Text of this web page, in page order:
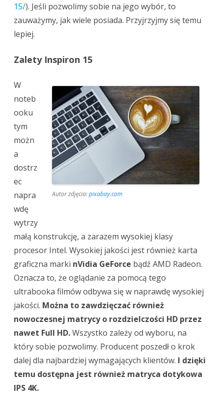
15/). Jeśli pozwolimy sobie na jego wybór, to
zauważymy, jak wiele posiada. Przyjrzyjmy się temu
lepiej.
Zalety Inspiron 15
Autor zdjęcia:pixabay.com
W
noteb
ooku
tym
możn
a
dostrz
ec
napra
wdę
wytrzy
małą konstrukcję, a zarazem wysokiej klasy
procesor Intel. Wysokiej jakości jest również karta
graficzna marki nVidia GeForce bądź AMD Radeon.
Oznacza to, że oglądanie za pomocą tego
ultrabooka filmów odbywa się w naprawdę wysokiej
jakości. Można to zawdzięczać również
nowoczesnej matrycy o rozdzielczości HD przez
nawet Full HD.Wszystko zależy od wyboru, na
który sobie pozwolimy. Producent poszedł o krok
dalej dla najbardziej wymagających klientów. I dzięki
temu dostępna jest również matryca dotykowa
IPS 4K.